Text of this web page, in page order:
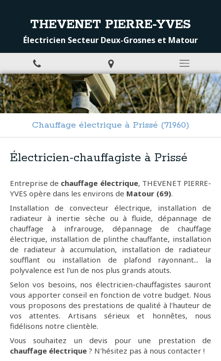
THEVENET PIERRE-YVES
Électricien Secteur Deux-Grosnes et Matour
Chauffage électrique à Prissé (71960)
Électricien-chauffagiste à Prissé
Entreprise de chauffage électrique, THEVENET PIERRE-
YVES opère dans les environs de Matour (69).
Installation de convecteur électrique, installation de
radiateur à inertie sèche ou à fluide, dépannage de
chauffage à infrarouge, dépannage de chauffage
électrique, installation de plinthe chauffante, installation
de radiateur à accumulation, installation de radiateur
soufflant ou installation de plafond rayonnant... la
polyvalence est l'un de nos plus grands atouts.
Selon vos besoins, nos électricien-chauffagistes sauront
vous apporter conseil en fonction de votre budget. Nous
vous proposons des prestations de qualité à l'hauteur de
vos attentes. Artisans sérieux et honnêtes, nous
fidélisons notre clientèle.
Vous souhaitez un devis pour une prestation de
chauffage électrique ? N'hésitez pas à nous contacter !